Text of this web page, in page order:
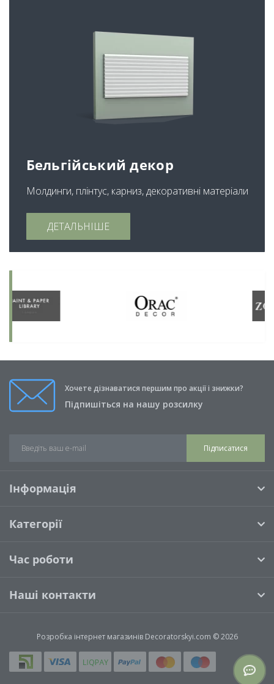
Бельгійський декор
Молдинги, плінтус, карниз, декоративні матеріали
ДЕТАЛЬНІШЕ
Хочете дізнаватися першим про акції і знижки?
Підпишіться на нашу розсилку
Підписатися
Інформація
Категорії
Час роботи
Наші контакти
Розробка інтернет магазинівDecoratorskyi.com © 2026